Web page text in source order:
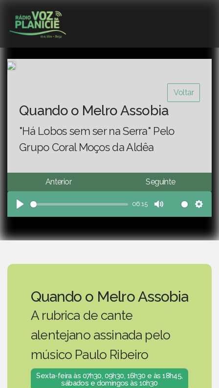
Voltar
Quando o Melro Assobia
"Há Lobos sem ser na Serra" Pelo
Grupo Coral Moços da Aldêa
Anterior Seguinte
Play
06:15
Mute
Quando o Melro Assobia
A rubrica de cante
alentejano assinada pelo
músico Paulo Ribeiro
Sexta-feira às 07h30, 09h30, 16h30 e às 18h45,
sábados e domingos às 10h30